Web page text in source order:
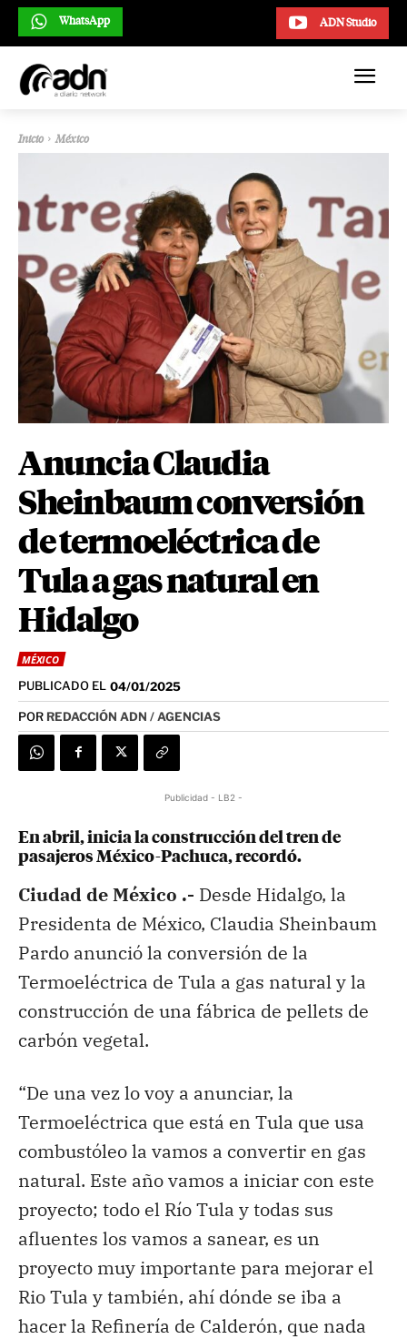
ADN Studio
WhatsApp
Inicio México
Anuncia Claudia
Sheinbaum conversión
de termoeléctrica de
Tula a gas natural en
Hidalgo
MÉXICO
PUBLICADO EL 04/01/2025
POR REDACCIÓN ADN / AGENCIAS
Publicidad - LB2 -
En abril, inicia la construcción del tren de
pasajeros México-Pachuca, recordó.
Ciudad de México .- Desde Hidalgo, la
Presidenta de México, Claudia Sheinbaum
Pardo anunció la conversión de la
Termoeléctrica de Tula a gas natural y la
construcción de una fábrica de pellets de
carbón vegetal.
“De una vez lo voy a anunciar, la
Termoeléctrica que está en Tula que usa
combustóleo la vamos a convertir en gas
natural. Este año vamos a iniciar con este
proyecto; todo el Río Tula y todas sus
afluentes los vamos a sanear, es un
proyecto muy importante para mejorar el
Rio Tula y también, ahí dónde se iba a
hacer la Refinería de Calderón, que nada